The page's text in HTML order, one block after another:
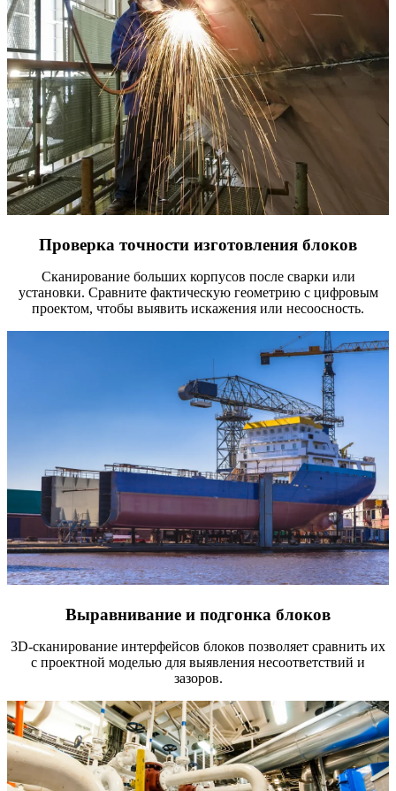
Проверка точности изготовления блоков
Сканирование больших корпусов после сварки или
установки. Сравните фактическую геометрию с цифровым
проектом, чтобы выявить искажения или несоосность.
Выравнивание и подгонка блоков
3D-сканирование интерфейсов блоков позволяет сравнить их
с проектной моделью для выявления несоответствий и
зазоров.